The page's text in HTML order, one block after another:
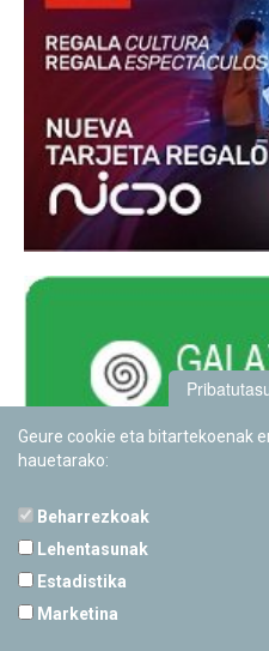
Geure cookie eta bitartekoenak
hauetarako:
Beharrezkoak
Lehentasunak
Estadistika
Marketina